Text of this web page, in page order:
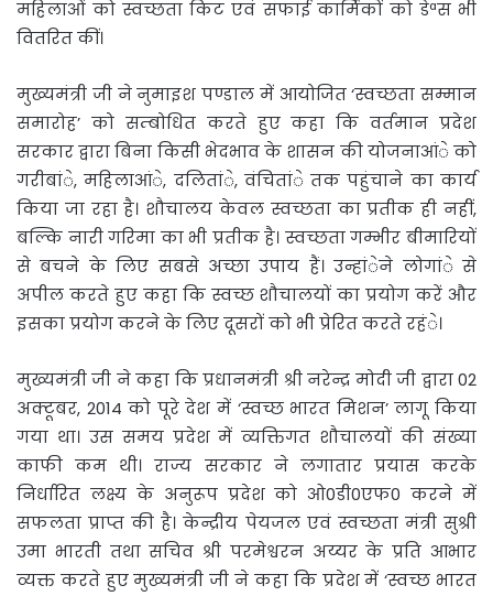
महिलाओं को स्वच्छता किट एवं सफाई कार्मिकों को डेªस भी
वितरित कीं।
मुख्यमंत्री जी ने नुमाइश पण्डाल में आयोजित ‘स्वच्छता सम्मान
समारोह’ को सम्बोधित करते हुए कहा कि वर्तमान प्रदेश
सरकार द्वारा बिना किसी भेदभाव के शासन की योजनाआंे को
गरीबांे, महिलाआंे, दलितांे, वंचितांे तक पहुंचाने का कार्य
किया जा रहा है। शौचालय केवल स्वच्छता का प्रतीक ही नहीं,
बल्कि नारी गरिमा का भी प्रतीक है। स्वच्छता गम्भीर बीमारियों
से बचने के लिए सबसे अच्छा उपाय हैं। उन्हांेने लोगांे से
अपील करते हुए कहा कि स्वच्छ शौचालयों का प्रयोग करें और
इसका प्रयोग करने के लिए दूसरों को भी प्रेरित करते रहंे।
मुख्यमंत्री जी ने कहा कि प्रधानमंत्री श्री नरेन्द्र मोदी जी द्वारा 02
अक्टूबर, 2014 को पूरे देश में ‘स्वच्छ भारत मिशन’ लागू किया
गया था। उस समय प्रदेश में व्यक्तिगत शौचालयों की संख्या
काफी कम थी। राज्य सरकार ने लगातार प्रयास करके
निर्धारित लक्ष्य के अनुरूप प्रदेश को ओ0डी0एफ0 करने में
सफलता प्राप्त की है। केन्द्रीय पेयजल एवं स्वच्छता मंत्री सुश्री
उमा भारती तथा सचिव श्री परमेश्वरन अय्यर के प्रति आभार
व्यक्त करते हुए मुख्यमंत्री जी ने कहा कि प्रदेश में ‘स्वच्छ भारत